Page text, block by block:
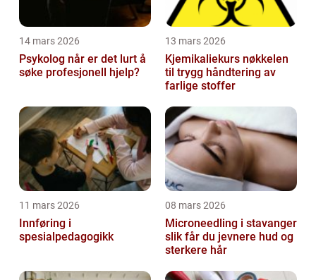
14 mars 2026
Psykolog når er det lurt å
søke profesjonell hjelp?
13 mars 2026
Kjemikaliekurs nøkkelen
til trygg håndtering av
farlige stoffer
11 mars 2026
Innføring i
spesialpedagogikk
08 mars 2026
Microneedling i stavanger
slik får du jevnere hud og
sterkere hår